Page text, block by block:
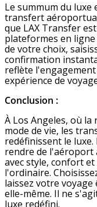
Le summum du luxe
transfert
que LAX Transfer
plateformes en ligne
de votre choix,
confirmation
reflète
expérience de
Conclusion :
À Los Angeles, où la
mode de vie, les
redéfinissent le
rendre de l'aéroport
avec style, confort
l'ordinaire.
laissez votre
elle-même. Il ne
luxe redéfini.